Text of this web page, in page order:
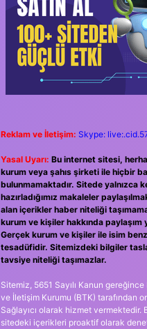
Reklam ve İletişim: Skype:
Yasal Uyarı: Bu internet sitesi,
kurum veya şahıs şirketi ile hiçbir
bulunmamaktadır. Sitede yalnızca
hazırladığımız makaleler
alan içerikler haber niteliği
kurum ve kişiler hakkında paylaşım
Gerçek kurum ve kişiler ile isim
tesadüfidir. Sitemizdeki bilgiler
tavsiye niteliği taşımazlar.
Sitemiz, 5651 Sayılı Kanun
ve İletişim Kurumu (BTK) tarafından
Sağlayıcı olarak hizmet vermektedir.
sitedeki içerikleri proaktif olarak